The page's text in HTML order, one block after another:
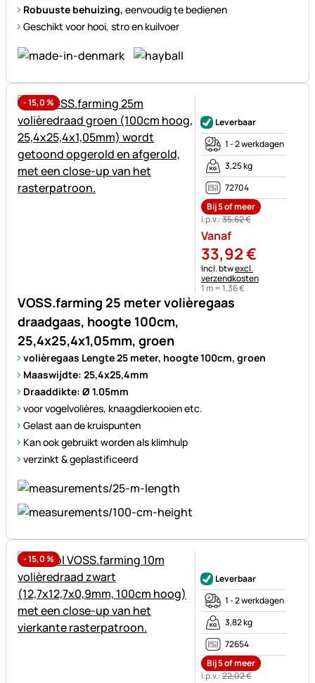
Robuuste behuizing, eenvoudig te bedienen
Geschikt voor hooi, stro en kuilvoer
-15,0%
VOSS.farming 25 meter volièregaas
draadgaas, hoogte 100cm,
25,4x25,4x1,05mm, groen
volièregaas Lengte 25 meter, hoogte 100cm, groen
Maaswijdte: 25,4x25,4mm
Draaddikte: Ø 1.05mm
voor vogelvolières, knaagdierkooien etc.
Gelast aan de kruispunten
Kan ook gebruikt worden als klimhulp
verzinkt & geplastificeerd
Leverbaar
1 - 2 werkdagen
3,25 kg
72704
Bij 5 of meer
i.p.v.:35,62€
Vanaf
33,92€
Belastinginformatie:
Incl. btwexcl.
verzendkosten
1 m =1,36€
-15,0%
Leverbaar
1 - 2 werkdagen
3,82 kg
72654
Bij 5 of meer
i.p.v.:22,02€